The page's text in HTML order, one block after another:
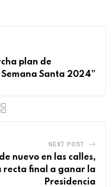
plan de
Santa 2024”
NEXT POST
nuevo en las calles,
recta final a ganar la
Presidencia